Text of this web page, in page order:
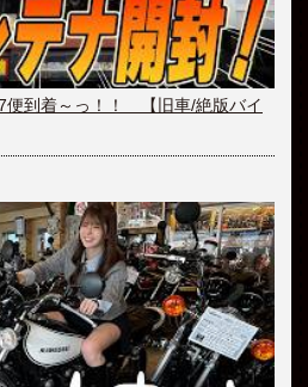
便到着～っ！！ 【旧車/絶版バイ